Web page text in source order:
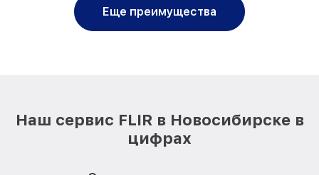
Еще преимущества
Наш сервис FLIR в Новосибирске в
цифрах